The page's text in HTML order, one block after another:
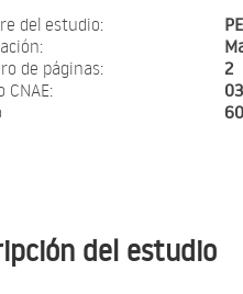
del estudio:
de páginas:
2
CNAE:
del estudio